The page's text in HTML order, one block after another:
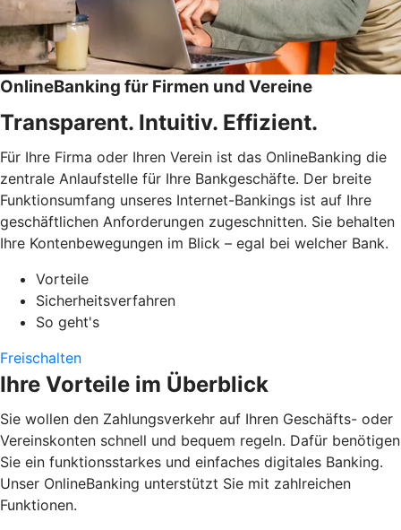
OnlineBanking für Firmen und Vereine
Transparent. Intuitiv. Effizient.
Für Ihre Firma oder Ihren Verein ist das OnlineBanking die
zentrale Anlaufstelle für Ihre Bankgeschäfte. Der breite
Funktionsumfang unseres Internet-Bankings ist auf Ihre
geschäftlichen Anforderungen zugeschnitten. Sie behalten
Ihre Kontenbewegungen im Blick – egal bei welcher Bank.
Vorteile
Sicherheitsverfahren
So geht's
Freischalten
Ihre Vorteile im Überblick
Sie wollen den Zahlungsverkehr auf Ihren Geschäfts- oder
Vereinskonten schnell und bequem regeln. Dafür benötigen
Sie ein funktionsstarkes und einfaches digitales Banking.
Unser OnlineBanking unterstützt Sie mit zahlreichen
Funktionen.